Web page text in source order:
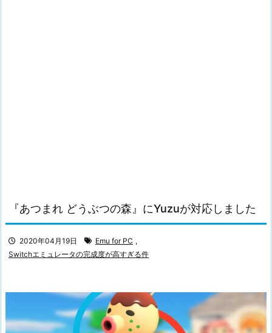
『あつまれ どうぶつの森』にYuzuが対応しました
2020年04月19日 Emu for PC ,
Switchエミュレータの完成度が高すぎる件